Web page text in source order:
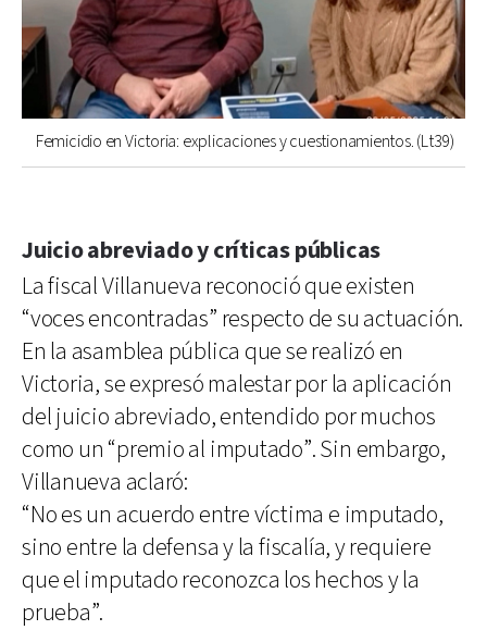
Femicidio en Victoria: explicaciones y cuestionamientos. (Lt39)
Juicio abreviado y críticas públicas
La fiscal Villanueva reconoció que existen
“voces encontradas” respecto de su actuación.
En la asamblea pública que se realizó en
Victoria, se expresó malestar por la aplicación
del juicio abreviado, entendido por muchos
como un “premio al imputado”. Sin embargo,
Villanueva aclaró:
“No es un acuerdo entre víctima e imputado,
sino entre la defensa y la fiscalía, y requiere
que el imputado reconozca los hechos y la
prueba”.